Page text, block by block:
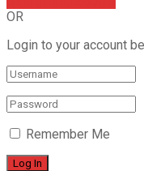
OR
Login to your account
Remember Me